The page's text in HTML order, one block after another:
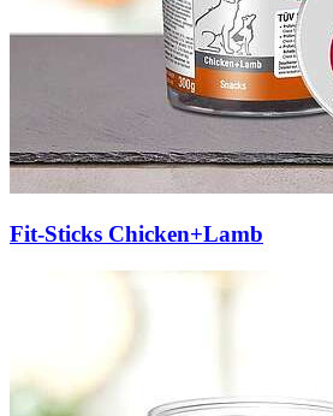
Fit-Sticks Chicken+Lamb